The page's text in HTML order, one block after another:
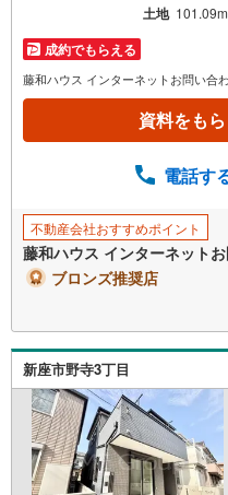
イ
ペ
ー
す
る
土地 101.09m
成約でもらえる
藤和ハウス インターネットお問い合
資料をもら
電話す
不動産会社おすすめポイント
藤和ハウス インターネット
ブロンズ推奨店
新座市野寺3丁目